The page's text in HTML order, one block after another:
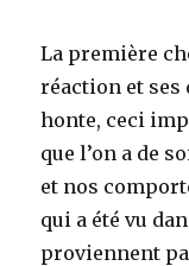
La première
réaction et ses
honte, ceci
que l’on a de
et nos
qui a été vu
proviennent